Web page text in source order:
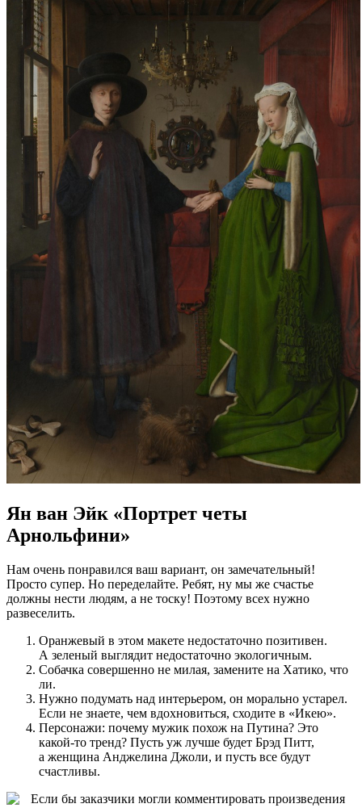
Ян ван Эйк «Портрет четы
Арнольфини»
Нам очень понравился ваш вариант, он замечательный!
Просто супер. Но переделайте. Ребят, ну мы же счастье
должны нести людям, а не тоску! Поэтому всех нужно
развеселить.
Оранжевый в этом макете недостаточно позитивен.
А зеленый выглядит недостаточно экологичным.
Собачка совершенно не милая, замените на Хатико, что
ли.
Нужно подумать над интерьером, он морально устарел.
Если не знаете, чем вдохновиться, сходите в «Икею».
Персонажи: почему мужик похож на Путина? Это
какой-то тренд? Пусть уж лучше будет Брэд Питт,
а женщина Анджелина Джоли, и пусть все будут
счастливы.